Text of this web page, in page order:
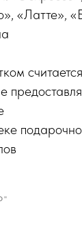
«Латте»,